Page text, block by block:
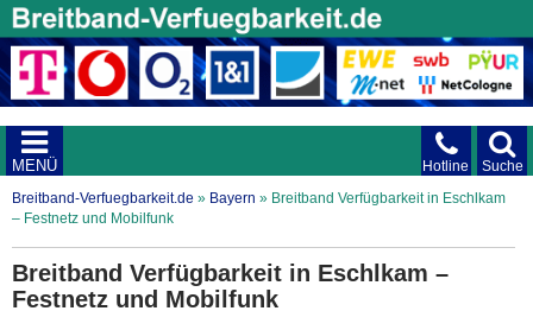
Suche
Hotline
MENÜ
Breitband-Verfuegbarkeit.de » Bayern » Breitband Verfügbarkeit in Eschlkam
– Festnetz und Mobilfunk
Breitband Verfügbarkeit in Eschlkam –
Festnetz und Mobilfunk